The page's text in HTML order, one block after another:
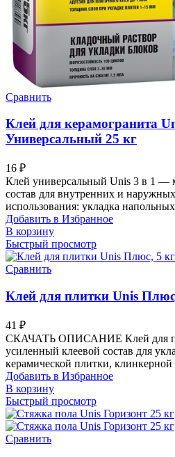
Сравнить
Клей для керамогранита
Универсальный 25 кг
16 ₽
Клей универсальный Unis 3 в 1 —
состав для внутренних и
использования: укладка
Добавить в Избранное
В корзину
Быстрый просмотр
Сравнить
Клей для плитки Unis
41 ₽
СКАЧАТЬ ОПИСАНИЕ Клей для
усиленный клеевой состав для
керамической плитки,
Добавить в Избранное
В корзину
Быстрый просмотр
Сравнить